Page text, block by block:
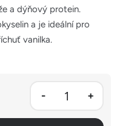
a dýňový protein.
a je ideální pro
vanilka.